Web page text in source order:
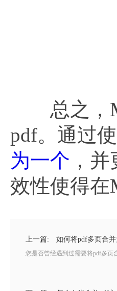
总之，
pdf。通过
为一个 ，
效性使得在
上一篇: 如何将pdf多页合
您是否曾经遇到过需要将pdf多页